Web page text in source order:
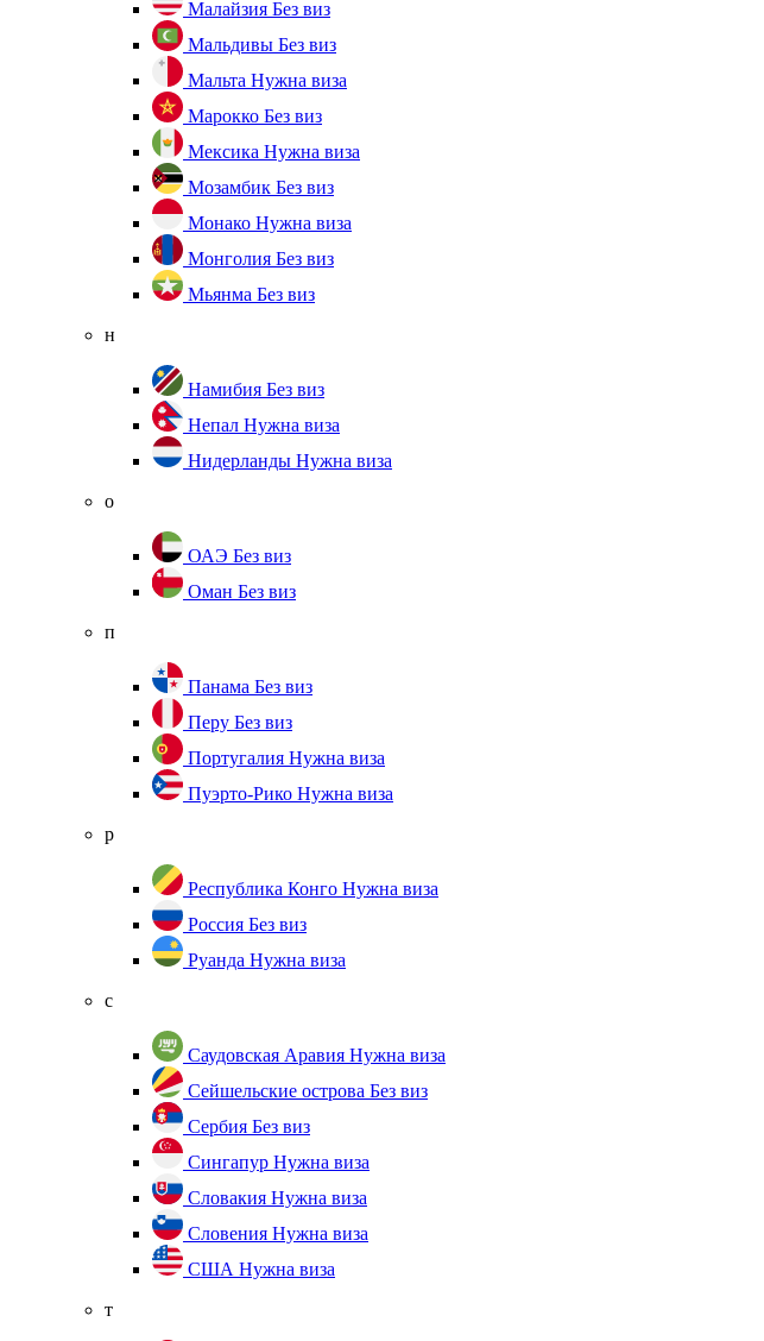
Малайзия Без виз
Мальдивы Без виз
Мальта Нужна виза
Марокко Без виз
Мексика Нужна виза
Мозамбик Без виз
Монако Нужна виза
Монголия Без виз
Мьянма Без виз
н
Намибия Без виз
Непал Нужна виза
Нидерланды Нужна виза
о
ОАЭ Без виз
Оман Без виз
п
Панама Без виз
Перу Без виз
Португалия Нужна виза
Пуэрто-Рико Нужна виза
р
Республика Конго Нужна виза
Россия Без виз
Руанда Нужна виза
с
Саудовская Аравия Нужна виза
Сейшельские острова Без виз
Сербия Без виз
Сингапур Нужна виза
Словакия Нужна виза
Словения Нужна виза
США Нужна виза
т